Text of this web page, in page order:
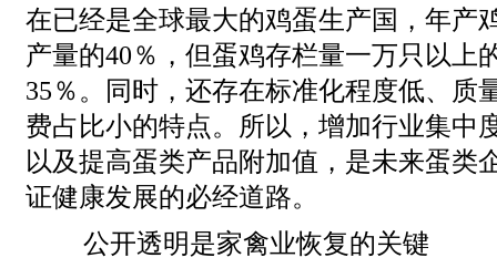
在已经是全球最大的鸡蛋生产国，年产
产量的40％，但蛋鸡存栏量一万只以上
35％。同时，还存在标准化程度低、质
费占比小的特点。所以，增加行业集中
以及提高蛋类产品附加值，是未来蛋类
证健康发展的必经道路。
公开透明是家禽业恢复的关键